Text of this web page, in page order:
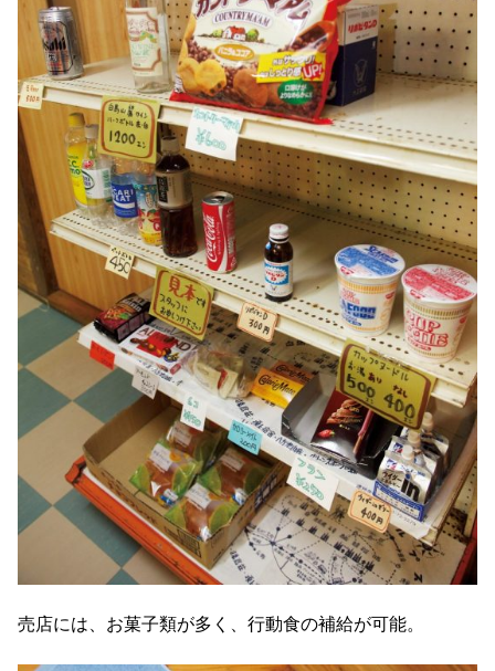
売店には、お菓子類が多く、行動食の補給が可能。